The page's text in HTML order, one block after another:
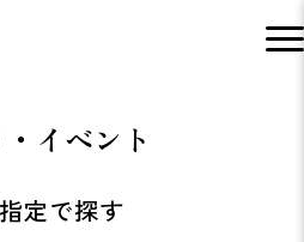
イベント
定で探す